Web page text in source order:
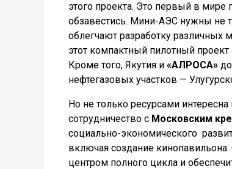
этого проекта. Это первый в
обзавестись. Мини-АЭС нужны не
облегчают разработку различных
этот компактный пилотный проект
Кроме того, Якутия и «АЛРОСА»
нефтегазовых участков —
Но не только ресурсами
сотрудничество с Московским
социально-экономического
включая создание
центром полного цикла и